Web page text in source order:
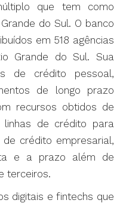
que tem como
do Sul. O banco
em 518 agências
Grande do Sul. Sua
de crédito pessoal,
de longo prazo
recursos obtidos de
linhas de crédito para
de crédito empresarial,
e a prazo além de
terceiros.
digitais e fintechs que